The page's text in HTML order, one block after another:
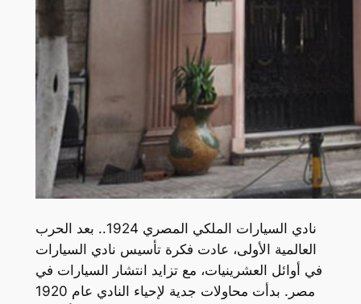
نادي السيارات الملكي المصري 1924.. بعد الحرب
العالمية الأولى، عادت فكرة تأسيس نادي السيارات
في أوائل العشرينيات، مع تزايد انتشار السيارات في
مصر. بدأت محاولات جدية لإحياء النادي عام 1920